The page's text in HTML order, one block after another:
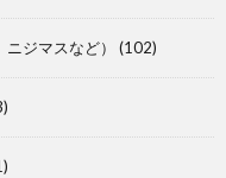
ジマスなど） (102)